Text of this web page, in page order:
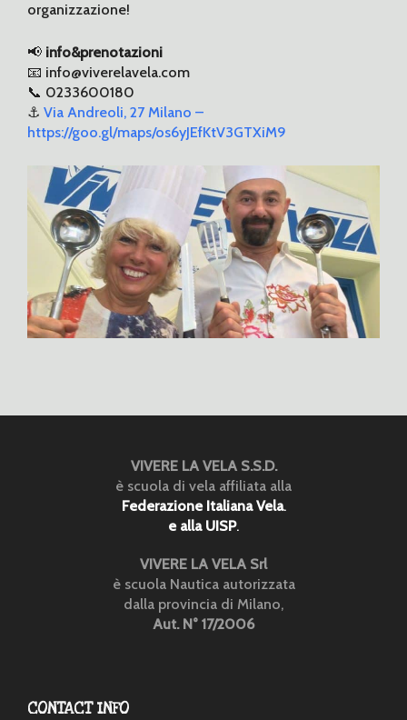
organizzazione!
📢 info&prenotazioni
📧 info@viverelavela.com
📞 0233600180
⚓️ Via Andreoli, 27 Milano –
https://goo.gl/maps/os6yJEfKtV3GTXiM9
VIVERE LA VELA S.S.D.
è scuola di vela affiliata alla
Federazione Italiana Vela.
e alla UISP.
VIVERE LA VELA Srl
è scuola Nautica autorizzata
dalla provincia di Milano,
Aut. N° 17/2006
CONTACT INFO